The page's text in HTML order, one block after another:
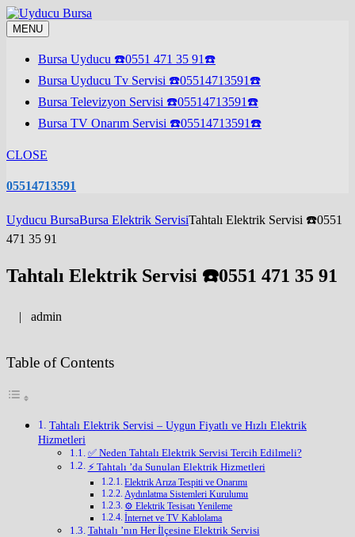
Skip
to
content
MENU
Bursa Uyducu ☎️0551 471 35 91☎️
Bursa Uyducu Tv Servisi ☎️05514713591☎️
Bursa Televizyon Servisi ☎️05514713591☎️
Bursa TV Onarım Servisi ☎️05514713591☎️
CLOSE
05514713591
Uyducu BursaBursa Elektrik ServisiTahtalı Elektrik Servisi ☎️0551
471 35 91
Tahtalı Elektrik Servisi ☎️0551 471 35 91
| admin
Table of Contents
Tahtalı Elektrik Servisi – Uygun Fiyatlı ve Hızlı Elektrik
Hizmetleri
✅ Neden Tahtalı Elektrik Servisi Tercih Edilmeli?
⚡ Tahtalı ’da Sunulan Elektrik Hizmetleri
Elektrik Arıza Tespiti ve Onarımı
Aydınlatma Sistemleri Kurulumu
⚙️ Elektrik Tesisatı Yenileme
İnternet ve TV Kablolama
Tahtalı ’nın Her İlçesine Elektrik Servisi